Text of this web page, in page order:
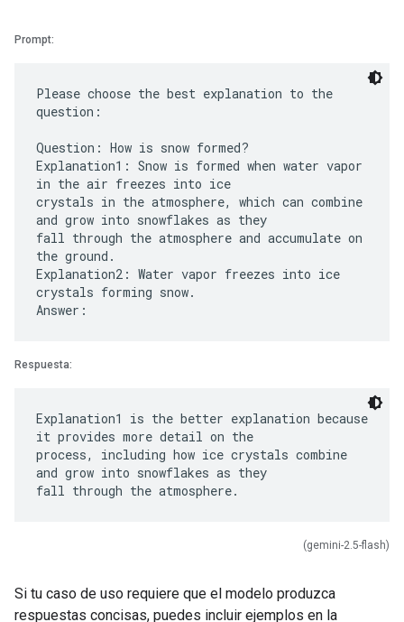
Prompt:
Please choose the best explanation to the
question:
Question: How is snow formed?
Explanation1: Snow is formed when water vapor
in the air freezes into ice
crystals in the atmosphere, which can combine
and grow into snowflakes as they
fall through the atmosphere and accumulate on
the ground.
Explanation2: Water vapor freezes into ice
crystals forming snow.
Respuesta:
Explanation1 is the better explanation because
it provides more detail on the
process, including how ice crystals combine
and grow into snowflakes as they
(gemini-2.5-flash)
Si tu caso de uso requiere que el modelo produzca
respuestas concisas, puedes incluir ejemplos en la